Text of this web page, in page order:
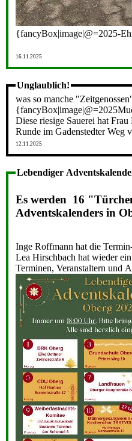
{fancyBox|image|@=2025-
16.11.2025
Unglaublich!
was so manche
Diese riesige Sauerei hat
Runde im Gadenstedter Weg
12.11.2025
Lebendiger
Es werden 16
Adventskalenders in
Inge Roffmann hat die
Lea Hirschbach hat wieder
Terminen, Veranstaltern und